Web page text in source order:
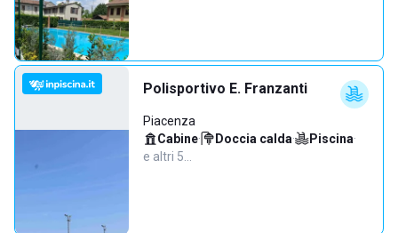
Polisportivo E. Franzanti
Piacenza
Cabine· Doccia calda· Piscina·
e altri 5…